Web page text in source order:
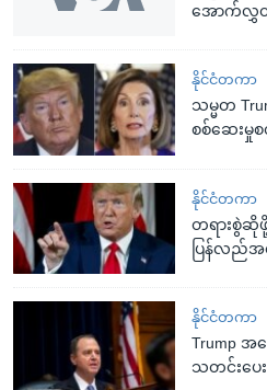
အောက်လွှတ်
နိုင်ငံတကာ
သမ္မတ
စစ်ဆေးမှု
နိုင်ငံတကာ
တရားစွဲဆိုဖို့
ပြန်လည်
နိုင်ငံတကာ
Trump အ
သတင်းပေ